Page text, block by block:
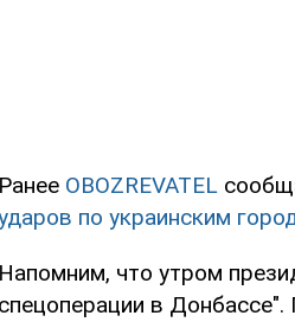
Ранее OBOZREVATEL
по украинским
Напомним, что утром
спецоперации в Донбассе".